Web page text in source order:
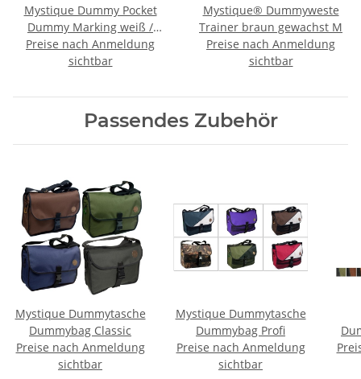
Mystique Dummy Pocket
Dummy Marking weiß /
schwarz 85g
Preise nach Anmeldung
sichtbar
Mystique® Dummyweste
Trainer braun gewachst M
Preise nach Anmeldung
sichtbar
Passendes Zubehör
Mystique Dummytasche
Dummybag Classic
Preise nach Anmeldung
sichtbar
Mystique Dummytasche
Dummybag Profi
Preise nach Anmeldung
sichtbar